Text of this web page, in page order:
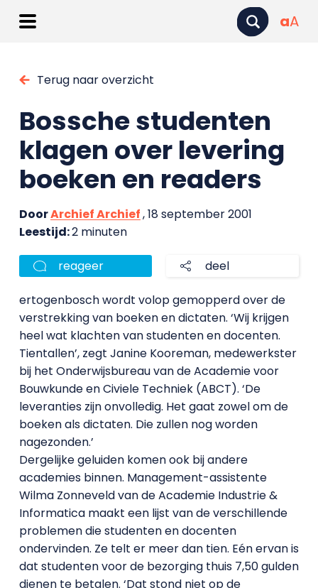
aA
Terug naar overzicht
Bossche studenten
klagen over levering
boeken en readers
DoorArchief Archief, 18 september 2001
Leestijd:2 minuten
reageer deel
ertogenbosch wordt volop gemopperd over de
verstrekking van boeken en dictaten. ‘Wij krijgen
heel wat klachten van studenten en docenten.
Tientallen’, zegt Janine Kooreman, medewerkster
bij het Onderwijsbureau van de Academie voor
Bouwkunde en Civiele Techniek (ABCT). ‘De
leveranties zijn onvolledig. Het gaat zowel om de
boeken als dictaten. Die zullen nog worden
nagezonden.’
Dergelijke geluiden komen ook bij andere
academies binnen. Management-assistente
Wilma Zonneveld van de Academie Industrie &
Informatica maakt een lijst van de verschillende
problemen die studenten en docenten
ondervinden. Ze telt er meer dan tien. Eén ervan is
dat studenten voor de bezorging thuis 7,50 gulden
dienen te betalen. ‘Dat stond niet op de